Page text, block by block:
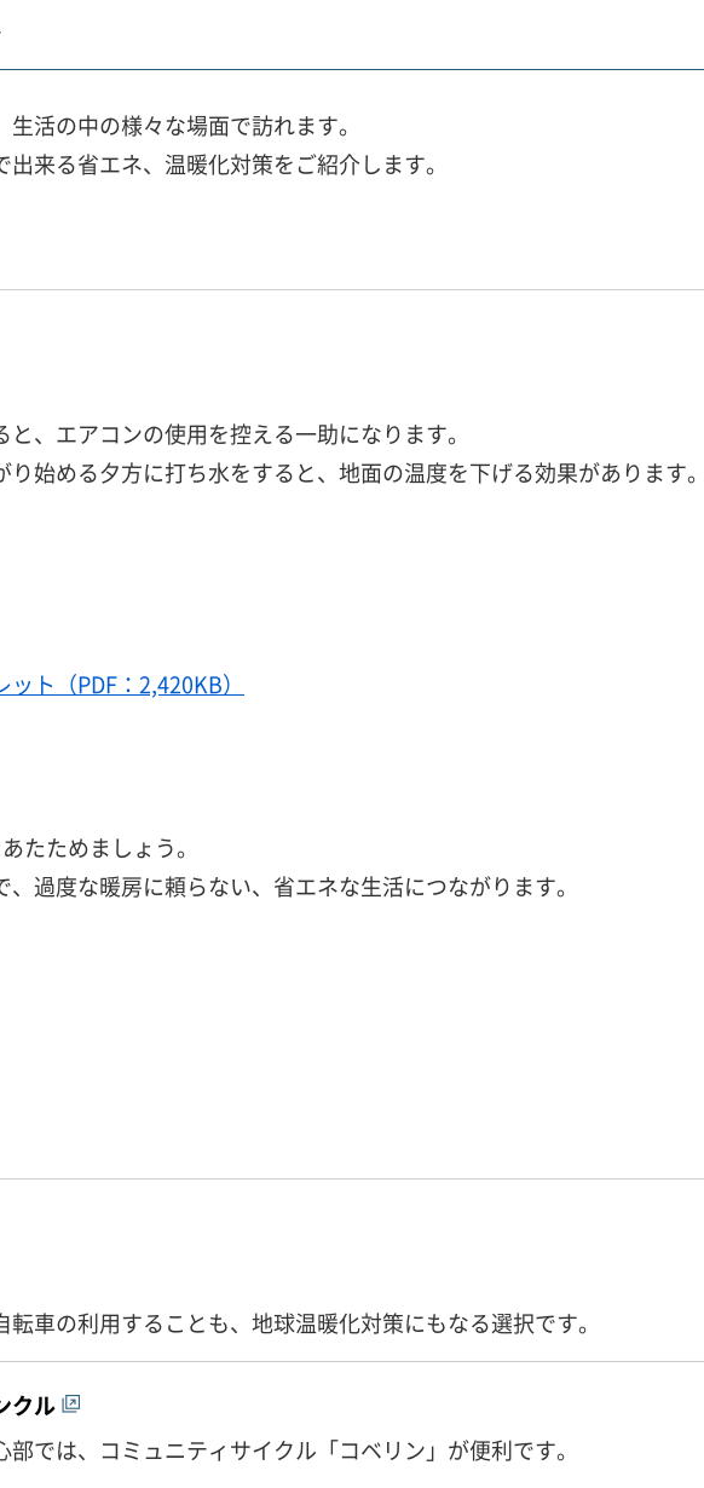
活の中の様々な場面で訪れます。
来る省エネ、温暖化対策をご紹介します。
と、エアコンの使用を控える一助になります。
り始める夕方に打ち水をすると、地面の温度を下げる効果があります
ト（PDF：2,420KB）
たためましょう。
過度な暖房に頼らない、省エネな生活につながります。
車の利用することも、地球温暖化対策にもなる選択です。
クル
部では、コミュニティサイクル「コベリン」が便利です。